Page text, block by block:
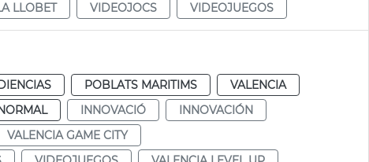
LLOBET VIDEOJOCS VIDEOJUEGOS
POBLATS MARITIMS
VALENCIA
INNOVACIÓ
INNOVACIÓN
VALENCIA GAME CITY